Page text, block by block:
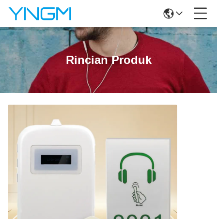
Rincian Produk